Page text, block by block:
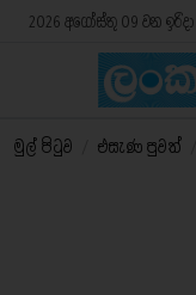
2026 අගෝස්තු 09 වන ඉරිදා
මුල් පිටුව එසැණ පුවත්